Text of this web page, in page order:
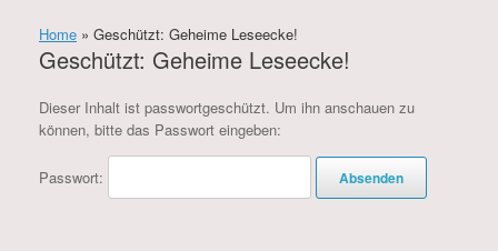
Home » Geschützt: Geheime Leseecke!
Geschützt: Geheime Leseecke!
Dieser Inhalt ist passwortgeschützt. Um ihn anschauen zu
können, bitte das Passwort eingeben:
Passwort: